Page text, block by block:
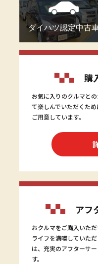
ダイハツ認定中古
購
お気に入りのクルマと
て楽しんでいただくた
ご用意しています。
アフ
おクルマをご購入いた
ライフを満喫していた
は、充実のアフターサ
す。